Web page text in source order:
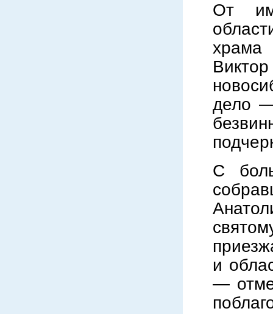
От
храма
дело
С
и
—